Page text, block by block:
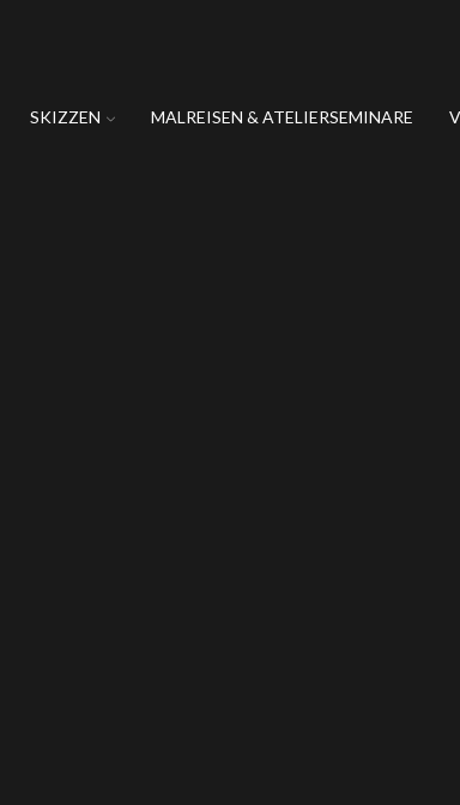
SKIZZEN MALREISEN & ATELIERSEMINARE